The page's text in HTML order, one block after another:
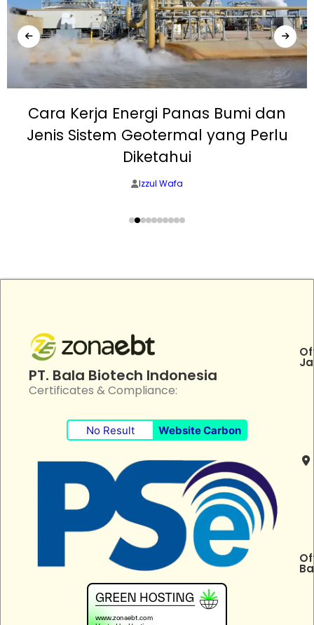
Cara Kerja Energi Panas Bumi dan
Jenis Sistem Geotermal yang Perlu
Diketahui
Izzul Wafa
PT. Bala Biotech Indonesia
Certificates & Compliance:
No Result Website Carbon